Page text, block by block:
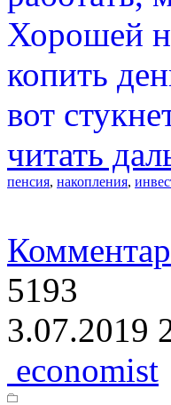
Хорошей
копить
вот
читать
пенсия, накопления,
5193
3.07.2019
economist